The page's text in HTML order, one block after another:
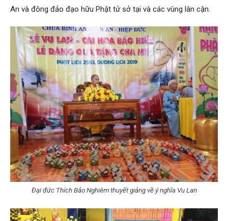
An và đông đảo đạo hữu Phật tử sở tại và các vùng lân cận.
Đại đức Thích Bảo Nghiêm thuyết giảng về ý nghĩa Vu Lan